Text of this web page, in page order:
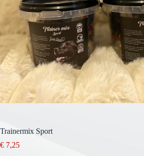
Trainermix Sport
€ 7,25